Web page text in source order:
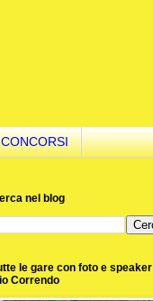
CONCORSI
nel blog
le gare con foto e speaker
Correndo